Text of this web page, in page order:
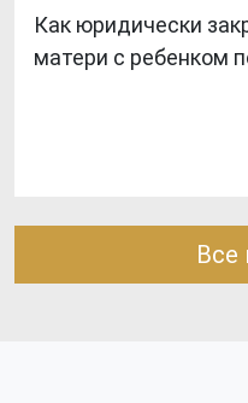
Как юридически
матери с ребенком
Все